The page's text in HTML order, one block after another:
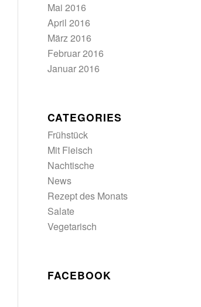
Mai 2016
April 2016
März 2016
Februar 2016
Januar 2016
CATEGORIES
Frühstück
Mit Fleisch
Nachtische
News
Rezept des Monats
Salate
Vegetarisch
FACEBOOK